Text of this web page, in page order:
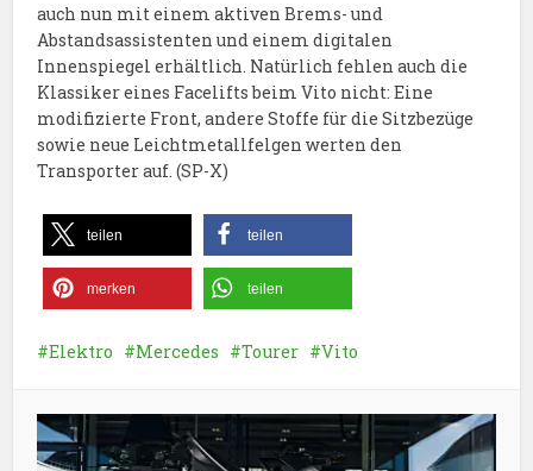
auch nun mit einem aktiven Brems- und
Abstandsassistenten und einem digitalen
Innenspiegel erhältlich. Natürlich fehlen auch die
Klassiker eines Facelifts beim Vito nicht: Eine
modifizierte Front, andere Stoffe für die Sitzbezüge
sowie neue Leichtmetallfelgen werten den
Transporter auf. (SP-X)
teilen teilen
merken teilen
Elektro Mercedes Tourer Vito